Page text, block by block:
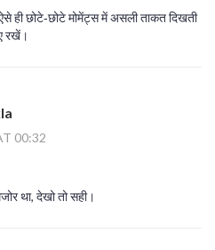
ही छोटे‑छोटे मोमेंट्स में असली ताकत दिखती
रखें।
00:32
था, देखो तो सही।